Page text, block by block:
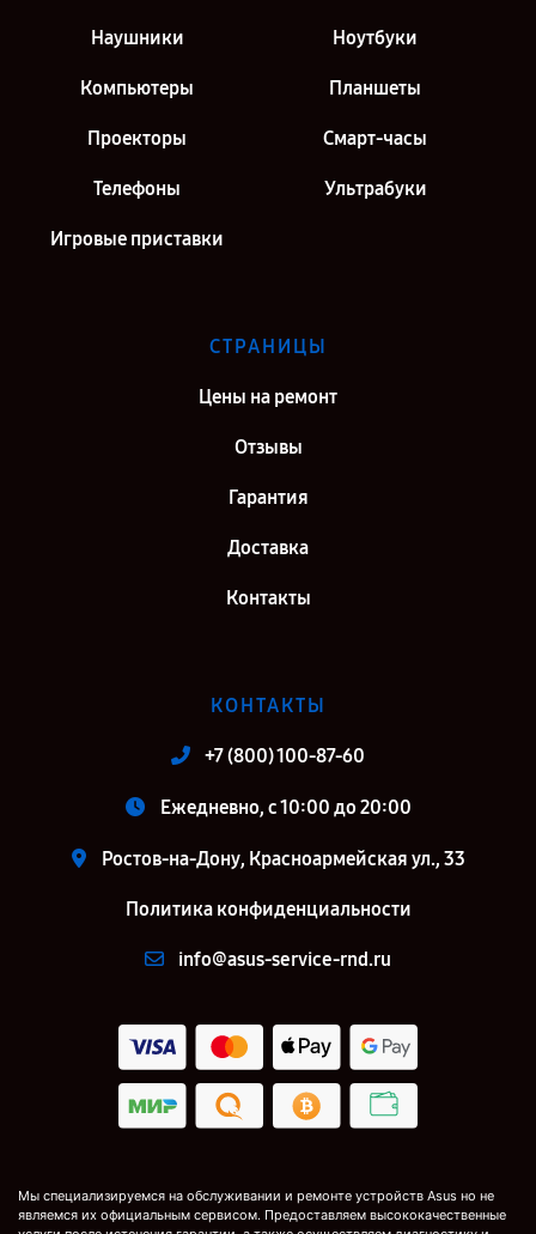
Наушники Ноутбуки
Компьютеры Планшеты
Проекторы Смарт-часы
Телефоны Ультрабуки
Игровые приставки
СТРАНИЦЫ
Цены на ремонт
Отзывы
Гарантия
Доставка
Контакты
КОНТАКТЫ
+7 (800) 100-87-60
Ежедневно, с 10:00 до 20:00
Ростов-на-Дону, Красноармейская ул., 33
Политика конфиденциальности
info@asus-service-rnd.ru
Мы специализируемся на обслуживании и ремонте устройств Asus но не
являемся их официальным сервисом. Предоставляем высококачественные